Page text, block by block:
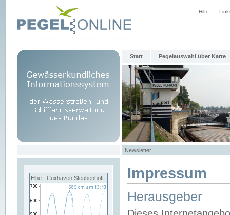
Hilfe
Start Pegelauswahl über Karte
Newsletter
Elbe - Cuxhaven Steubenhöft Impressum
Herausgeber